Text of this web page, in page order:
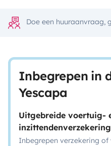
Doe een huuraanvraag,
Inbegrepen in
Yescapa
Uitgebreide voertuig-
inzittendenverzekering
Inbegrepen verzekering